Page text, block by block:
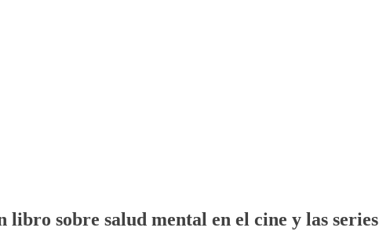
sobre salud mental en el cine y las series